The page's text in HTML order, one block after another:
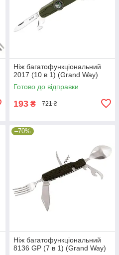
Ніж багатофункціональний
2017 (10 в 1) (Grand Way)
Готово до відправки
193 ₴ 721 ₴
–70%
Ніж багатофункціональний
8136 GP (7 в 1) (Grand Way)